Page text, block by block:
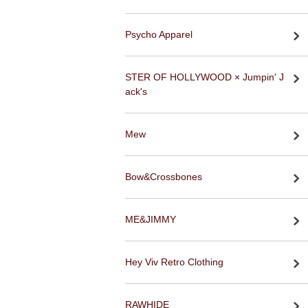
Psycho Apparel
STER OF HOLLYWOOD × Jumpin' J
ack's
Mew
Bow&Crossbones
ME&JIMMY
Hey Viv Retro Clothing
RAWHIDE